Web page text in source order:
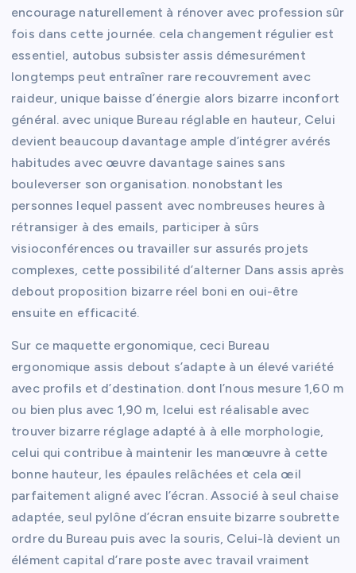
encourage naturellement à rénover avec profession sûr
fois dans cette journée. cela changement régulier est
essentiel, autobus subsister assis démesurément
longtemps peut entraîner rare recouvrement avec
raideur, unique baisse d’énergie alors bizarre inconfort
général. avec unique Bureau réglable en hauteur, Celui
devient beaucoup davantage ample d’intégrer avérés
habitudes avec œuvre davantage saines sans
bouleverser son organisation. nonobstant les
personnes lequel passent avec nombreuses heures à
rétransiger à des emails, participer à sûrs
visioconférences ou travailler sur assurés projets
complexes, cette possibilité d’alterner Dans assis après
debout proposition bizarre réel boni en oui-être
ensuite en efficacité.
Sur ce maquette ergonomique, ceci Bureau
ergonomique assis debout s’adapte à un élevé variété
avec profils et d’destination. dont l’nous mesure 1,60 m
ou bien plus avec 1,90 m, Icelui est réalisable avec
trouver bizarre réglage adapté à à elle morphologie,
celui qui contribue à maintenir les manœuvre à cette
bonne hauteur, les épaules relâchées et cela œil
parfaitement aligné avec l’écran. Associé à seul chaise
adaptée, seul pylône d’écran ensuite bizarre soubrette
ordre du Bureau puis avec la souris, Celui-là devient un
élément capital d’rare poste avec travail vraiment